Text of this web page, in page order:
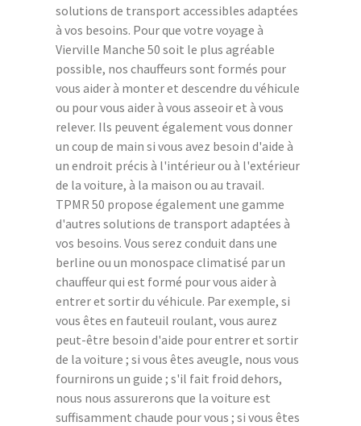
solutions de transport accessibles adaptées
à vos besoins. Pour que votre voyage à
Vierville Manche 50 soit le plus agréable
possible, nos chauffeurs sont formés pour
vous aider à monter et descendre du véhicule
ou pour vous aider à vous asseoir et à vous
relever. Ils peuvent également vous donner
un coup de main si vous avez besoin d'aide à
un endroit précis à l'intérieur ou à l'extérieur
de la voiture, à la maison ou au travail.
TPMR 50 propose également une gamme
d'autres solutions de transport adaptées à
vos besoins. Vous serez conduit dans une
berline ou un monospace climatisé par un
chauffeur qui est formé pour vous aider à
entrer et sortir du véhicule. Par exemple, si
vous êtes en fauteuil roulant, vous aurez
peut-être besoin d'aide pour entrer et sortir
de la voiture ; si vous êtes aveugle, nous vous
fournirons un guide ; s'il fait froid dehors,
nous nous assurerons que la voiture est
suffisamment chaude pour vous ; si vous êtes